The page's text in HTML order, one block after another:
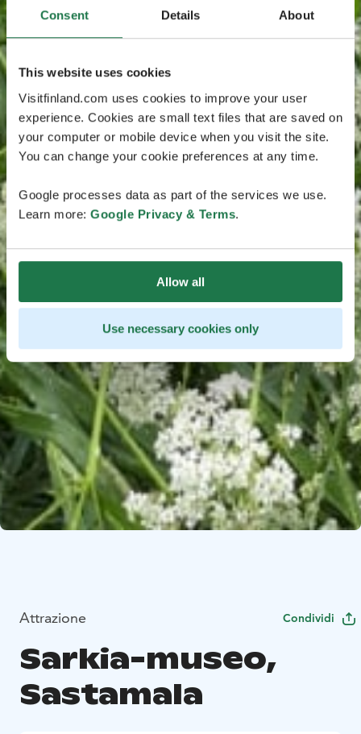
Consent Details About
This website uses cookies
Visitfinland.com uses cookies to improve your user
experience. Cookies are small text files that are saved on
your computer or mobile device when you visit the site.
You can change your cookie preferences at any time.
Google processes data as part of the services we use.
Learn more: Google Privacy & Terms.
Allow all
Use necessary cookies only
Attrazione Condividi
Sarkia-museo,
Sastamala